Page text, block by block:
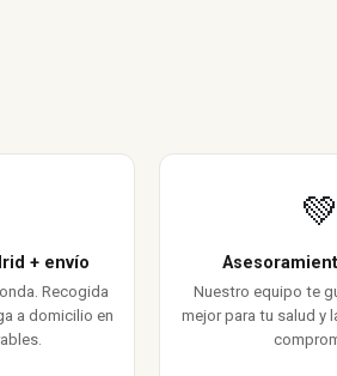
+ envío
Recogida
a domicilio en
💚
Nuestro equipo te
mejor para tu salud y